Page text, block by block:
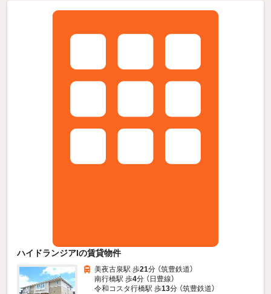
ハイドランジアIの賃貸物件
美夜古泉駅 歩21分 （筑豊鉄道）
南行橋駅 歩4分 （日豊線）
令和コスタ行橋駅 歩13分 （筑豊鉄道）